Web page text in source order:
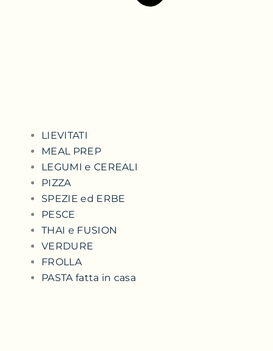
LIEVITATI
MEAL PREP
LEGUMI e CEREALI
PIZZA
SPEZIE ed ERBE
PESCE
THAI e FUSION
VERDURE
FROLLA
PASTA fatta in casa